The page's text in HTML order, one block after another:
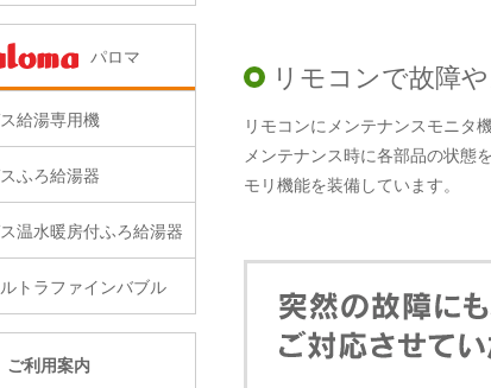
リモコンで故障
リモコンにメンテナンスモニタ
メンテナンス時に各部品の状態
モリ機能を装備しています。
パロマ
給湯専用機
ふろ給湯器
温水暖房付ふろ給湯器
トラファインバブル
ご利用案内